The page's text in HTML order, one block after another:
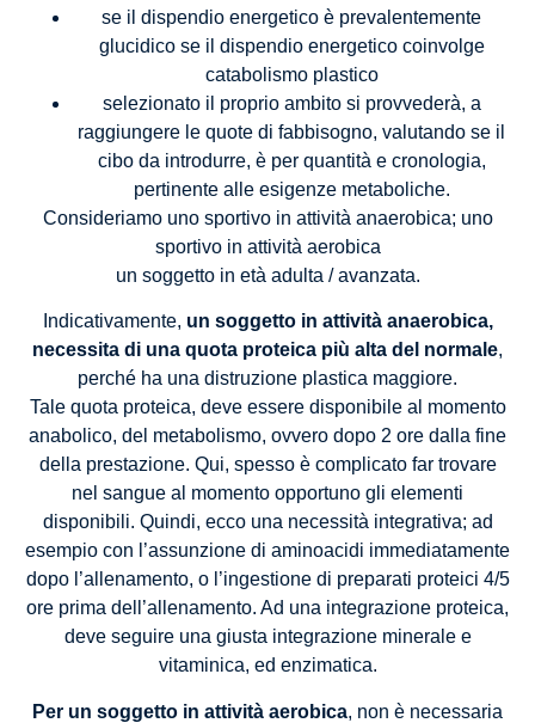
se il dispendio energetico è prevalentemente
glucidico se il dispendio energetico coinvolge
catabolismo plastico
selezionato il proprio ambito si provvederà, a
raggiungere le quote di fabbisogno, valutando se il
cibo da introdurre, è per quantità e cronologia,
pertinente alle esigenze metaboliche.
Consideriamo uno sportivo in attività anaerobica; uno
sportivo in attività aerobica
un soggetto in età adulta / avanzata.
Indicativamente, un soggetto in attività anaerobica,
necessita di una quota proteica più alta del normale,
perché ha una distruzione plastica maggiore.
Tale quota proteica, deve essere disponibile al momento
anabolico, del metabolismo, ovvero dopo 2 ore dalla fine
della prestazione. Qui, spesso è complicato far trovare
nel sangue al momento opportuno gli elementi
disponibili. Quindi, ecco una necessità integrativa; ad
esempio con l’assunzione di aminoacidi immediatamente
dopo l’allenamento, o l’ingestione di preparati proteici 4/5
ore prima dell’allenamento. Ad una integrazione proteica,
deve seguire una giusta integrazione minerale e
vitaminica, ed enzimatica.
Per un soggetto in attività aerobica, non è necessaria